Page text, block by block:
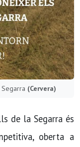
(Cervera)
de la Segarra és
oberta a